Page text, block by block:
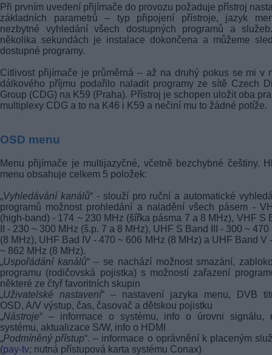
Při prvním uvedení přijímače do provozu požaduje přístroj
základních parametrů – typ připojení přístroje, jazyk
nezbytné vyhledání všech dostupných programů a
několika sekundách je instalace dokončena a můžeme
dostupné programy.
Citlivost přijímače je průměrná – až na druhý pokus se mi v
dálkového příjmu podařilo naladit programy ze sítě Czech
Group (CDG) na K59 (Praha). Přístroj je schopen uložit oba
multiplexy CDG a to na K46 i K59 a nečiní mu to žádné potíže.
OSD menu
Menu přijímače je multijazyčné, včetně bezchybné češtiny.
menu obsahuje celkem 5 položek:
„Vyhledávání kanálů“ - slouží pro ruční a automatické
programů možnost prohledání a naladění všech pásem -
(high-band) - 174 ~ 230 MHz (šířka pásma 7 a 8 MHz), VHF S
II - 230 ~ 300 MHz (š.p. 7 a 8 MHz), UHF S Band III - 300 ~ 470
(8 MHz), UHF Bad IV - 470 ~ 606 MHz (8 MHz) a UHF Band V
~ 862 MHz (8 MHz).
„Uspořádání kanálů“ – se nachází možnost smazání,
programu (rodičovská pojistka) s možností zařazení
některé ze čtyř favoritních skupin
„Uživatelské nastavení“ – nastavení jazyka menu, DVB
OSD, A/V výstup, čas, časovač a dětskou pojistku
„Nástroje“ – informace o systému, info o úrovni signálu,
systému, aktualizace S/W, info o HDMI
„Podmíněný přístup“. – informace o oprávnění k placeným
(pay-tv; nutná přístupová karta systému Conax)